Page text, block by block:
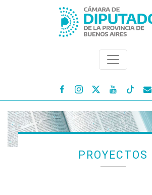
  
PROYECTOS